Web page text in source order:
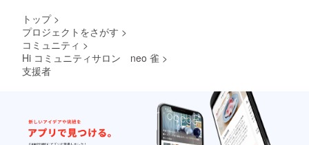
トップ >
プロジェクトをさがす >
コミュニティ >
Hi コミュニティサロン neo 雀 >
支援者